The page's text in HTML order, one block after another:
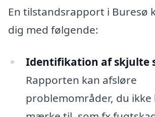
En tilstandsrapport i Buresø
dig med følgende:
Identifikation af skjulte
Rapporten kan afsløre
problemområder, du ikke